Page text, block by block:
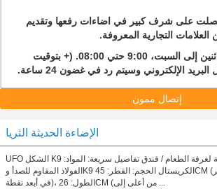
حصلت على شرف كبير في اضاءات رفعها وتقديم
(+ بتوقيت
الإلكتروني وسيتم رد في غضون 24 ساعة.
إتصال ممون
الإضاءة الحديثة الثريا
UFO الشكل K9 كريستال الثريا قلادة الخفيفة لغرفة الطعام / فندق تفاصيل سريعة: المواد:
الفولاذ المقاوم للصدأ وK9 الكريستال الحجم: القطر: 45CM (من اليسار إلى اليمين، التدبير
في أبعد نقطة)، الطول: 26CM (من أعلى إلى ...